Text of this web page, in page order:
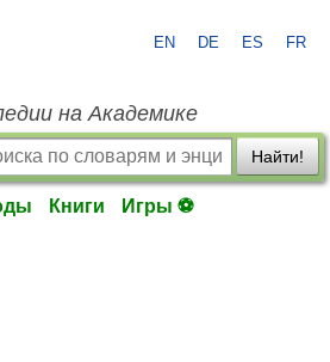
EN DE ES FR
на Академике
Найти!
Книги Игры ⚽